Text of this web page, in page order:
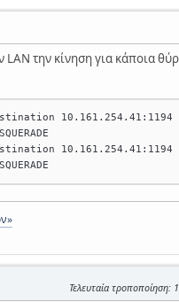
την κίνηση για κάποια
10.161.254.41:1194
10.161.254.41:1194
Τελευταία τροποποίηση: